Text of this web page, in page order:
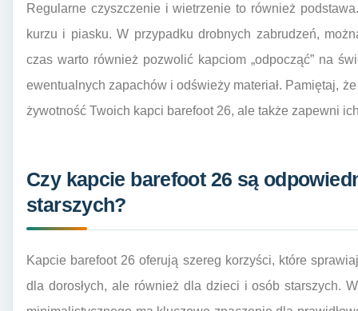
Regularne czyszczenie i wietrzenie to również
kurzu i piasku. W przypadku drobnych zabrudzeń,
czas warto również pozwolić kapciom „odpocząć” na
ewentualnych zapachów i odświeży materiał. Pamiętaj,
żywotność Twoich kapci barefoot 26, ale także zapewni
Czy kapcie barefoot 26 są
starszych?
Kapcie barefoot 26 oferują szereg korzyści, które
dla dorosłych, ale również dla dzieci i osób starszych.